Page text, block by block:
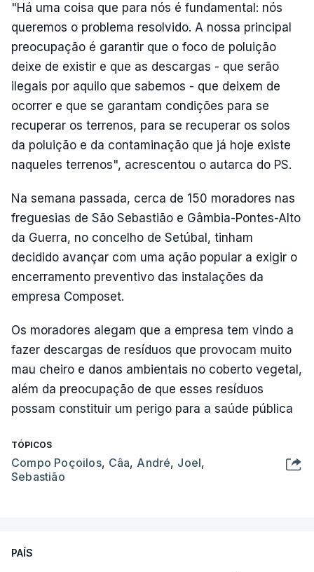
"Há uma coisa que para nós é fundamental: nós
queremos o problema resolvido. A nossa principal
preocupação é garantir que o foco de poluição
deixe de existir e que as descargas - que serão
ilegais por aquilo que sabemos - que deixem de
ocorrer e que se garantam condições para se
recuperar os terrenos, para se recuperar os solos
da poluição e da contaminação que já hoje existe
naqueles terrenos", acrescentou o autarca do PS.
Na semana passada, cerca de 150 moradores nas
freguesias de São Sebastião e Gâmbia-Pontes-Alto
da Guerra, no concelho de Setúbal, tinham
decidido avançar com uma ação popular a exigir o
encerramento preventivo das instalações da
empresa Composet.
Os moradores alegam que a empresa tem vindo a
fazer descargas de resíduos que provocam muito
mau cheiro e danos ambientais no coberto vegetal,
além da preocupação de que esses resíduos
possam constituir um perigo para a saúde pública
TÓPICOS
Compo Poçoilos, Câa, André, Joel,
Sebastião
PAÍS